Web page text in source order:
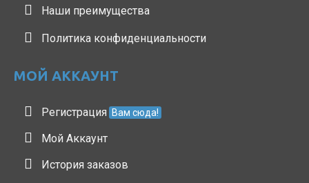
Наши преимущества
Политика конфиденциальности
МОЙ АККАУНТ
Регистрация Вам сюда!
Мой Аккаунт
История заказов